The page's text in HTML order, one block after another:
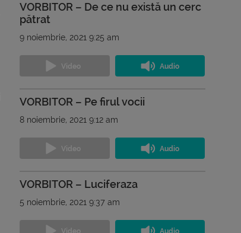
VORBITOR – De ce nu există un cerc
pătrat
9 noiembrie, 2021 9:25 am
VORBITOR – Pe firul vocii
8 noiembrie, 2021 9:12 am
VORBITOR – Luciferaza
5 noiembrie, 2021 9:37 am